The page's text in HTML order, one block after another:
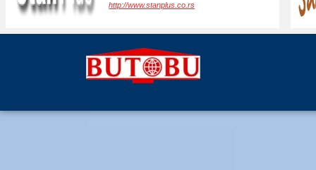
http://www.traktorskidelovi.rs